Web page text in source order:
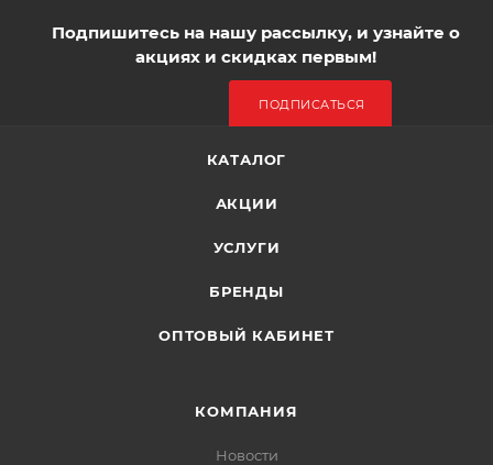
Подпишитесь на нашу рассылку, и узнайте о
акциях и скидках первым!
ПОДПИСАТЬСЯ
КАТАЛОГ
АКЦИИ
УСЛУГИ
БРЕНДЫ
ОПТОВЫЙ КАБИНЕТ
КОМПАНИЯ
Новости